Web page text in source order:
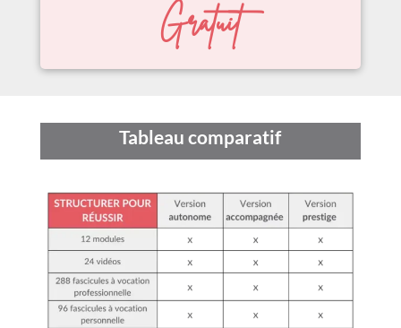
Gratuit
Tableau comparatif